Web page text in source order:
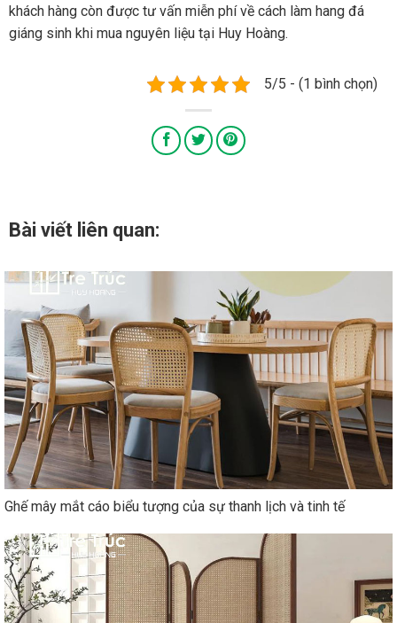
khách hàng còn được tư vấn miễn phí về cách làm hang đá
giáng sinh khi mua nguyên liệu tại Huy Hoàng.
5/5 - (1 bình chọn)
Bài viết liên quan:
Ghế mây mắt cáo biểu tượng của sự thanh lịch và tinh tế